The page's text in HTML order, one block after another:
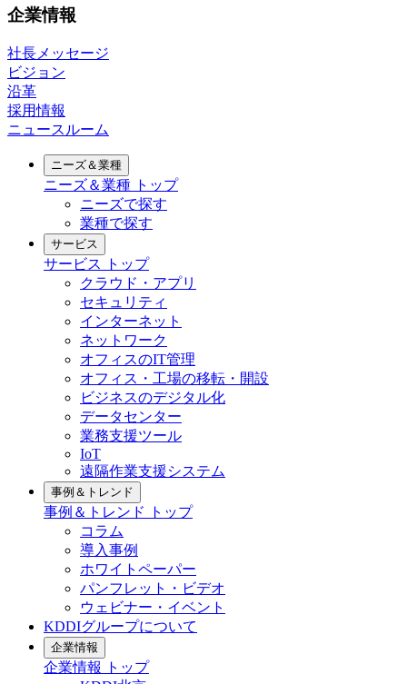
企業情報
社長メッセージ
ビジョン
沿革
採用情報
ニュースルーム
ニーズ＆業種
ニーズ＆業種 トップ
ニーズで探す
業種で探す
サービス
サービス
トップ
クラウド・アプリ
セキュリティ
インターネット
ネットワーク
オフィスのIT管理
オフィス・工場の移転・開設
ビジネスのデジタル化
データセンター
業務支援ツール
IoT
遠隔作業支援システム
事例＆トレンド
事例＆トレンド
トップ
コラム
導入事例
ホワイトペーパー
パンフレット・ビデオ
ウェビナー・イベント
KDDIグループについて
企業情報
企業情報
トップ